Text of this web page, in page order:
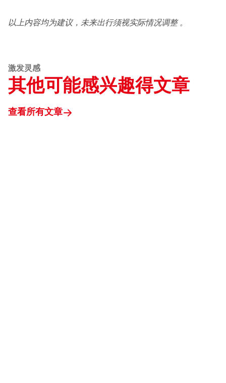
以上内容均为建议，未来出行须视实际情况调整 。
激发灵感
其他可能感兴趣得文章
查看所有文章